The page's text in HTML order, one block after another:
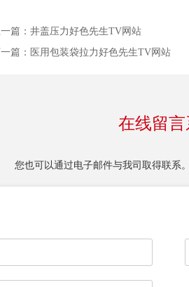
篇： 井盖压力好色先生TV网站
篇：
医用包装袋拉力好色先生TV网站
在线留
您也可以通过电子邮件与我司取得联系